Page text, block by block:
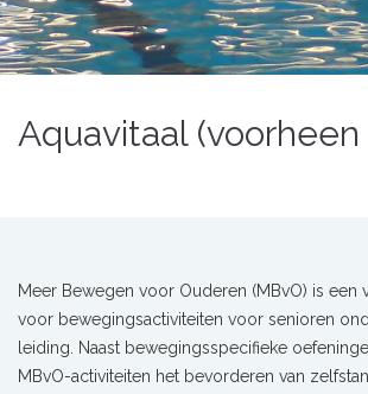
Aquavitaal (voorheen
Meer Bewegen voor Ouderen (MBvO) is een
voor bewegingsactiviteiten voor senioren
leiding. Naast bewegingsspecifieke
MBvO-activiteiten het bevorderen van